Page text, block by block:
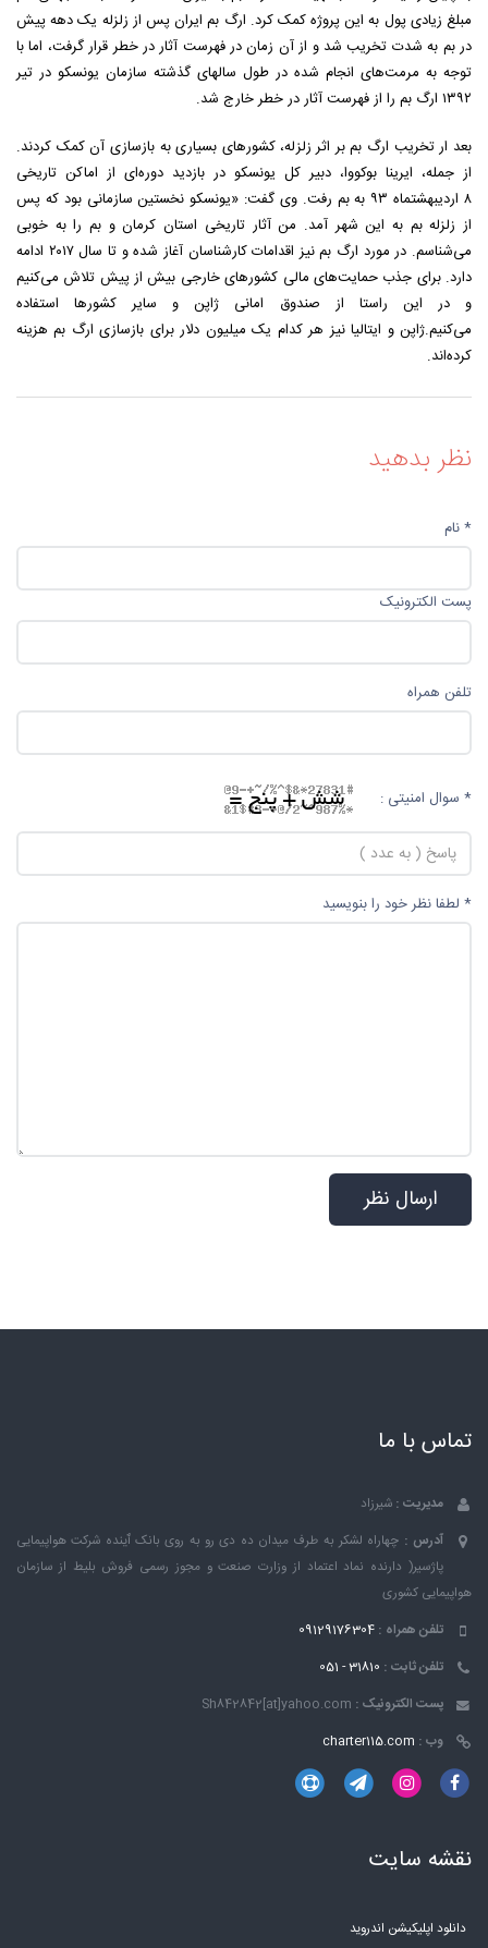
مبلغ زیادی پول به این پروژه کمک کرد. ارگ بم ایران پس از زلزله یک دهه پیش
در بم به شدت تخریب شد و از آن زمان در فهرست آثار در خطر قرار گرفت، اما با
توجه به مرمت‌های انجام شده در طول سالهای گذشته سازمان یونسکو در تیر
۱۳۹۲ ارگ بم را از فهرست آثار در خطر خارج شد.
بعد ار تخریب ارگ بم بر اثر زلزله، کشورهای بسیاری به بازسازی آن کمک کردند.
از جمله، ایرینا بوکووا، دبیر کل یونسکو در بازدید دوره‌ای از اماکن تاریخی
۸ اردیبهشتماه ۹۳ به بم رفت. وی گفت: «یونسکو نخستین سازمانی بود که پس
از زلزله بم به این شهر آمد. من آثار تاریخی استان کرمان و بم را به خوبی
می‌شناسم. در مورد ارگ بم نیز اقدامات کارشناسان آغاز شده و تا سال ۲۰۱۷ ادامه
دارد. برای جذب حمایت‌های مالی کشورهای خارجی بیش از پیش تلاش می‌کنیم
و در این راستا از صندوق امانی ژاپن و سایر کشورها استفاده
می‌کنیم.ژاپن و ایتالیا نیز هر کدام یک میلیون دلار برای بازسازی ارگ بم هزینه
کرده‌اند.
نظر بدهید
* نام
پست الکترونیک
تلفن همراه
* سوال امنیتی :
* لطفا نظر خود را بنویسید
تماس با ما
مدیریت : شیرزاد
آدرس : چهاراه لشکر به طرف میدان ده دی رو به روی بانک ٱینده شرکت هواپیمایی
پاژسیر( دارنده نماد اعتماد از وزارت صنعت و مجوز رسمی فروش بلیط از سازمان
هواپیمایی کشوری
تلفن همراه : 09129176304
تلفن ثابت : 31810 - 051
پست الکترونیک : Sh842842[at]yahoo.com
وب : charter115.com
نقشه سایت
دانلود اپلیکیشن اندروید